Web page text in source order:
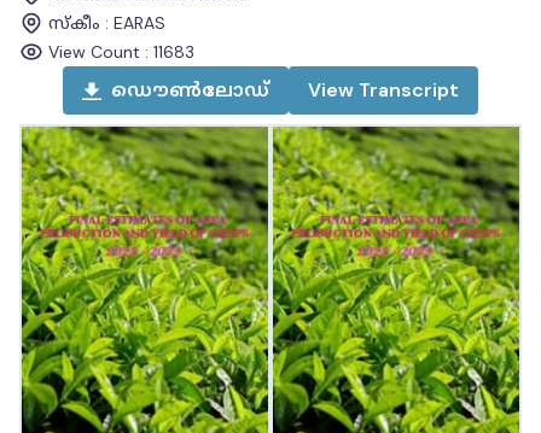
സ്കീം : EARAS
View Count : 11683
ഡൌൺലോഡ് View Transcript